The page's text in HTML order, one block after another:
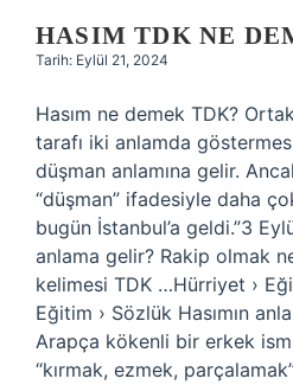
HASIM TDK NE
Tarih: Eylül 21, 2024
Hasım ne demek TDK?
tarafı iki anlamda
düşman anlamına gelir.
“düşman” ifadesiyle daha
bugün İstanbul’a geldi.”3
anlama gelir? Rakip olmak
kelimesi TDK …Hürriyet ›
Eğitim › Sözlük Hasımın
Arapça kökenli bir erkek
“kırmak, ezmek,